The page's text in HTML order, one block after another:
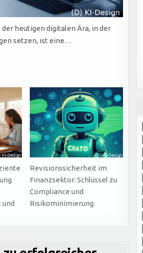
heutigen digitalen Ära, in der
setzen, ist eine…
Revisionssicherheit im
Finanzsektor: Schlüssel zu
Compliance und
Risikominimierung